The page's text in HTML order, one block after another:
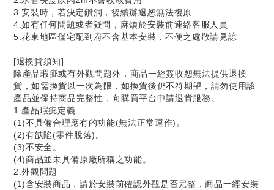
3.安裝時，若決定鑽洞，後續辦退恕無法復原
4.如有任何問題或者疑問，麻煩於安裝前連絡客服人員
5.花東地區僅宅配到府不含基本安裝，不便之處敬請見諒
[退換貨須知]
除產品瑕疵或有外觀問題外，商品一經簽收恕無法提供退換
貨，如需換貨以一次為限，如換貨後仍不符期望，請勿使用該
產品並保持商品完整性，向購買平台申請退貨服務。
1.產品瑕疵定義
(1)不具備合理應有的功能(無法正常運作)。
(2)有缺陷(零件脫落)。
(3)不安全。
(4)商品並未具備原廠所稱之功能。
2.外觀問題
(1)含安裝商品，請於安裝前確認外觀是否完整，商品一經安裝